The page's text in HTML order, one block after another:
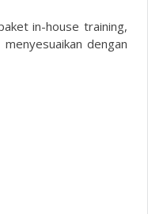
in-house training,
dengan